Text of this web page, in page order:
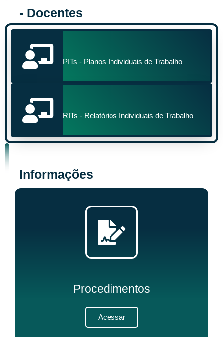
- Docentes
PITs - Planos Individuais de Trabalho
RITs - Relatórios Individuais de Trabalho
Informações
Procedimentos
Acessar